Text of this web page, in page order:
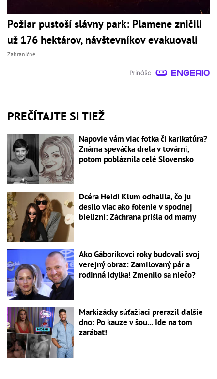
Požiar pustoší slávny park: Plamene zničili
už 176 hektárov, návštevníkov evakuovali
Zahraničné
PREČÍTAJTE SI TIEŽ
Napovie vám viac fotka či karikatúra?
Známa speváčka drela v továrni,
potom pobláznila celé Slovensko
Dcéra Heidi Klum odhalila, čo ju
desilo viac ako fotenie v spodnej
bielizni: Záchrana prišla od mamy
Ako Gáboríkovci roky budovali svoj
verejný obraz: Zamilovaný pár a
rodinná idylka! Zmenilo sa niečo?
Markizácky súťažiaci prerazil ďalšie
dno: Po kauze v šou... Ide na tom
zarábať!